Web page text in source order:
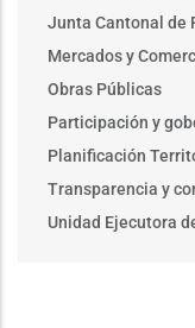
Junta Cantonal de
Mercados y
Obras Públicas
Participación y
Planificación
Transparencia y
Unidad Ejecutora